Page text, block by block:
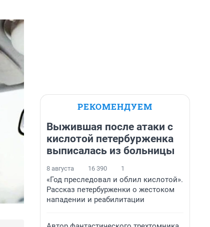
РЕКОМЕНДУЕМ
Выжившая после атаки с
кислотой петербурженка
выписалась из больницы
8 августа 16 390 1
«Год преследовал и облил кислотой».
Рассказ петербурженки о жестоком
нападении и реабилитации